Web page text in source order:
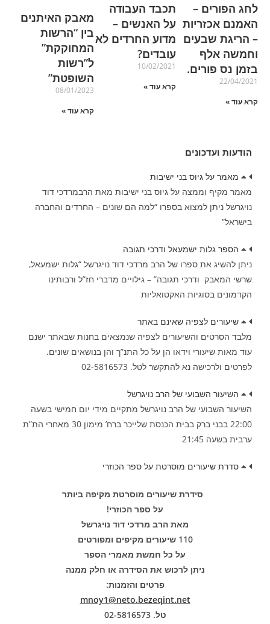
לחג הפורים –
האמנם אכזריות
– הריגת שבעים
וחמשה אלף
בזמן נס פורים.
22/04/2021
קרא עוד »
תכבד העבודה
על האנשים –
מדוע החרדים לא
עובדים?
10/02/2021
קרא עוד »
מאבק האיתנים
בין “הרשות
המחוקקת”
ל”רשות
השופטת”
08/01/2023
קרא עוד »
הודעות ועדכונים
מאמר על גיוס בני ישיבות
מאמר מקיף וממצה על גיוס בני ישיבות מאת הרבמרדכי דוד
נויגרשל ניתן למצוא בספרו “למה הם שונים – החרדים והחברה
בישראל”
הספר גלות ישמעאל ודרכי תגובה
ניתן להשיג את ספרו של הרב מרדכי דוד נויגרשל “גלות ישמעאל,
שרשי המאבק ודרכי תגובה” – גילויים מדברי חז”ל ורבותינו
הקדמונים בסוגיות האקטואליות
שיעורים לצפיה שאינם באתר
מלבד הסרטים והשיעורים לצפיה שנמצאים בחנות שבאתר ישנם
עוד מאות שיעורי וידאו הן על כל התנ”ך והן בנושאים שונים.
לפרטים ולרכישה נא להתקשר לטל. 02-5816573
השיעור השבועי של הרב נויגרשל
השיעור השבועי של הרב נויגרשל מתקיים מידי יום חמישי בשעה
22:00 בבני ברק בבית הכנסת שלייכר ברח’ מימון 30 מאחרי הת”ת
ערבית בשעה 21:45
סדרת שיעורים מוסרטת על ספר הכוזרי
סידרת שיעורים מוסרטת מקיפה ביותר
על ספר הכוזרי!
מאת הרב מרדכי דוד נויגרשל
110 שיעורים מקיפים ומפורטים
על כל חמשת מאמרי הספר
ניתן לרכוש את הסידרה או חלק ממנה
פרטים והזמנות:
mnoy1@neto.bezeqint.net
טל. 02-5816573